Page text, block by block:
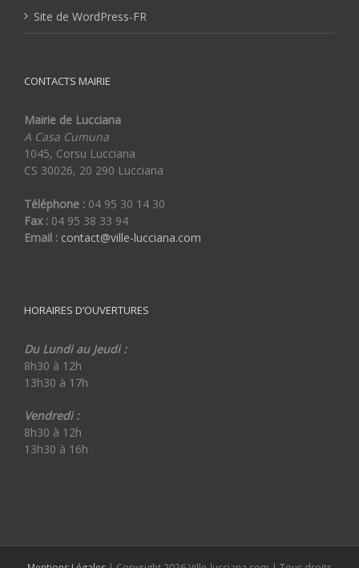
Site de WordPress-FR
CONTACTS MAIRIE
Mairie de Lucciana
A Casa Cumuna
1045, Corsu Lucciana
CS 30026, 20 290 Lucciana
Téléphone : 04 95 30 14 30
Fax : 04 95 38 33 94
Email : contact@ville-lucciana.com
HORAIRES D’OUVERTURES
Du Lundi au Jeudi :
8h30 à 12h
13h30 à 17h
Vendredi :
8h30 à 12h
13h30 à 16h